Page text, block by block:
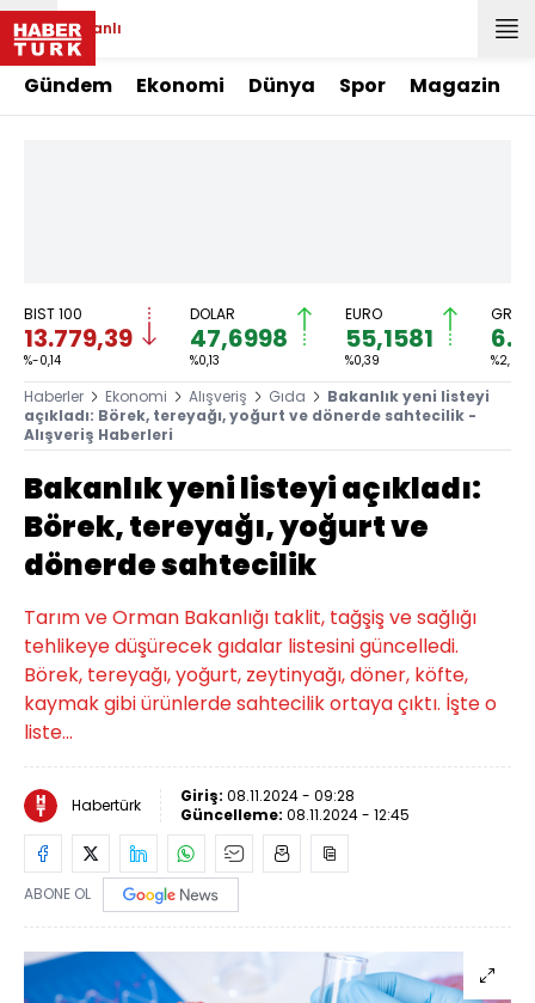
Canlı
Gündem Ekonomi Dünya Spor Magazin
BIST 100
13.779,39
%-0,14
DOLAR
47,6998
%0,13
EURO
55,1581
%0,39 %2,59
Haberler Ekonomi Alışveriş Gıda
Bakanlık yeni listeyi
açıkladı: Börek, tereyağı, yoğurt ve dönerde sahtecilik -
Alışveriş Haberleri
Bakanlık yeni listeyi açıkladı:
Börek, tereyağı, yoğurt ve
dönerde sahtecilik
Tarım ve Orman Bakanlığı taklit, tağşiş ve sağlığı
tehlikeye düşürecek gıdalar listesini güncelledi.
Börek, tereyağı, yoğurt, zeytinyağı, döner, köfte,
kaymak gibi ürünlerde sahtecilik ortaya çıktı. İşte o
liste...
Habertürk Giriş: 08.11.2024 - 09:28
Güncelleme: 08.11.2024 - 12:45
ABONE OL